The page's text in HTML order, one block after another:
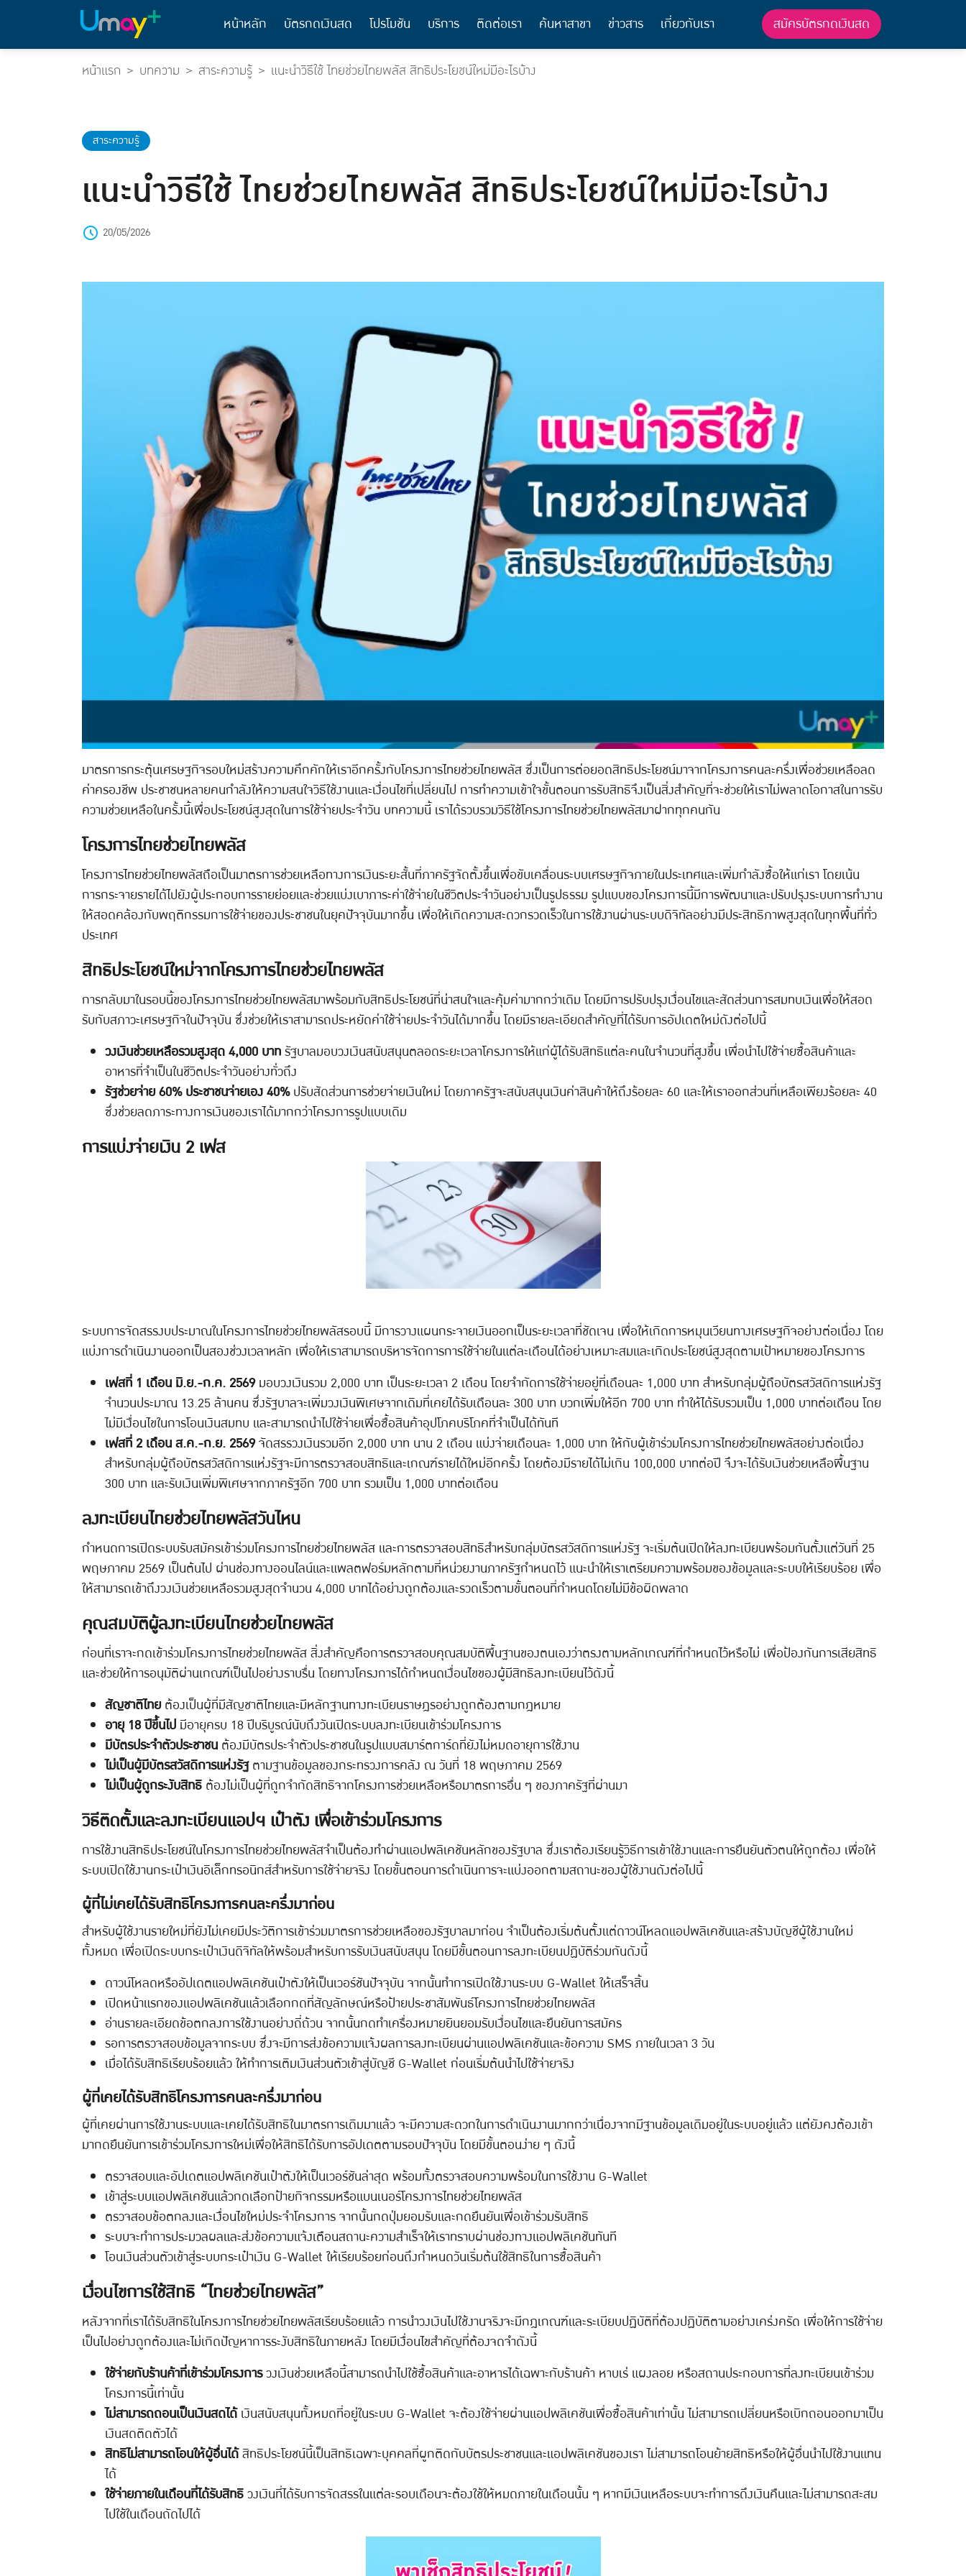
หน้าหลัก บัตรกดเงินสด โปรโมชัน บริการ ติดต่อเรา ค้นหาสาขา ข่าวสาร เกี่ยวกับเรา สมัครบัตรกดเงินสด
หน้าแรก บทความ สาระความรู้ แนะนำวิธีใช้ ไทยช่วยไทยพลัส สิทธิประโยชน์ใหม่มีอะไรบ้าง
สาระความรู้
แนะนำวิธีใช้ ไทยช่วยไทยพลัส สิทธิประโยชน์ใหม่มีอะไรบ้าง
20/05/2026
มาตรการกระตุ้นเศรษฐกิจรอบใหม่สร้างความคึกคักให้เราอีกครั้งกับโครงการไทยช่วยไทยพลัส ซึ่งเป็นการต่อยอดสิทธิประโยชน์มาจากโครงการคนละครึ่งเพื่อช่วยเหลือลด
ค่าครองชีพ ประชาชนหลายคนกำลังให้ความสนใจวิธีใช้งานและเงื่อนไขที่เปลี่ยนไป การทำความเข้าใจขั้นตอนการรับสิทธิจึงเป็นสิ่งสำคัญที่จะช่วยให้เราไม่พลาดโอกาสในการรับ
ความช่วยเหลือในครั้งนี้เพื่อประโยชน์สูงสุดในการใช้จ่ายประจำวัน บทความนี้ เราได้รวบรวมวิธีใช้โครงการไทยช่วยไทยพลัสมาฝากทุกคนกัน
โครงการไทยช่วยไทยพลัส
โครงการไทยช่วยไทยพลัสถือเป็นมาตรการช่วยเหลือทางการเงินระยะสั้นที่ภาครัฐจัดตั้งขึ้นเพื่อขับเคลื่อนระบบเศรษฐกิจภายในประเทศและเพิ่มกำลังซื้อให้แก่เรา โดยเน้น
การกระจายรายได้ไปยังผู้ประกอบการรายย่อยและช่วยแบ่งเบาภาระค่าใช้จ่ายในชีวิตประจำวันอย่างเป็นรูปธรรม รูปแบบของโครงการนี้มีการพัฒนาและปรับปรุงระบบการทำงาน
ให้สอดคล้องกับพฤติกรรมการใช้จ่ายของประชาชนในยุคปัจจุบันมากขึ้น เพื่อให้เกิดความสะดวกรวดเร็วในการใช้งานผ่านระบบดิจิทัลอย่างมีประสิทธิภาพสูงสุดในทุกพื้นที่ทั่ว
ประเทศ
สิทธิประโยชน์ใหม่จากโครงการไทยช่วยไทยพลัส
การกลับมาในรอบนี้ของโครงการไทยช่วยไทยพลัสมาพร้อมกับสิทธิประโยชน์ที่น่าสนใจและคุ้มค่ามากกว่าเดิม โดยมีการปรับปรุงเงื่อนไขและสัดส่วนการสมทบเงินเพื่อให้สอด
รับกับสภาวะเศรษฐกิจในปัจจุบัน ซึ่งช่วยให้เราสามารถประหยัดค่าใช้จ่ายประจำวันได้มากขึ้น โดยมีรายละเอียดสำคัญที่ได้รับการอัปเดตใหม่ดังต่อไปนี้
วงเงินช่วยเหลือรวมสูงสุด 4,000 บาทรัฐบาลมอบวงเงินสนับสนุนตลอดระยะเวลาโครงการให้แก่ผู้ได้รับสิทธิแต่ละคนในจำนวนที่สูงขึ้น เพื่อนำไปใช้จ่ายซื้อสินค้าและ
อาหารที่จำเป็นในชีวิตประจำวันอย่างทั่วถึง
รัฐช่วยจ่าย 60% ประชาชนจ่ายเอง 40%ปรับสัดส่วนการช่วยจ่ายเงินใหม่ โดยภาครัฐจะสนับสนุนเงินค่าสินค้าให้ถึงร้อยละ 60 และให้เราออกส่วนที่เหลือเพียงร้อยละ 40
ซึ่งช่วยลดภาระทางการเงินของเราได้มากกว่าโครงการรูปแบบเดิม
การแบ่งจ่ายเงิน 2 เฟส
ระบบการจัดสรรงบประมาณในโครงการไทยช่วยไทยพลัสรอบนี้ มีการวางแผนกระจายเงินออกเป็นระยะเวลาที่ชัดเจน เพื่อให้เกิดการหมุนเวียนทางเศรษฐกิจอย่างต่อเนื่อง โดย
แบ่งการดำเนินงานออกเป็นสองช่วงเวลาหลัก เพื่อให้เราสามารถบริหารจัดการการใช้จ่ายในแต่ละเดือนได้อย่างเหมาะสมและเกิดประโยชน์สูงสุดตามเป้าหมายของโครงการ
เฟสที่ 1 เดือน มิ.ย.-ก.ค. 2569มอบวงเงินรวม 2,000 บาท เป็นระยะเวลา 2 เดือน โดยจำกัดการใช้จ่ายอยู่ที่เดือนละ 1,000 บาท สำหรับกลุ่มผู้ถือบัตรสวัสดิการแห่งรัฐ
จำนวนประมาณ 13.25 ล้านคน ซึ่งรัฐบาลจะเพิ่มวงเงินพิเศษจากเดิมที่เคยได้รับเดือนละ 300 บาท บวกเพิ่มให้อีก 700 บาท ทำให้ได้รับรวมเป็น 1,000 บาทต่อเดือน โดย
ไม่มีเงื่อนไขในการโอนเงินสมทบ และสามารถนำไปใช้จ่ายเพื่อซื้อสินค้าอุปโภคบริโภคที่จำเป็นได้ทันที
เฟสที่ 2 เดือน ส.ค.-ก.ย. 2569จัดสรรวงเงินรวมอีก 2,000 บาท นาน 2 เดือน แบ่งจ่ายเดือนละ 1,000 บาท ให้กับผู้เข้าร่วมโครงการไทยช่วยไทยพลัสอย่างต่อเนื่อง
สำหรับกลุ่มผู้ถือบัตรสวัสดิการแห่งรัฐจะมีการตรวจสอบสิทธิและเกณฑ์รายได้ใหม่อีกครั้ง โดยต้องมีรายได้ไม่เกิน 100,000 บาทต่อปี จึงจะได้รับเงินช่วยเหลือพื้นฐาน
300 บาท และรับเงินเพิ่มพิเศษจากภาครัฐอีก 700 บาท รวมเป็น 1,000 บาทต่อเดือน
ลงทะเบียนไทยช่วยไทยพลัสวันไหน
กำหนดการเปิดระบบรับสมัครเข้าร่วมโครงการไทยช่วยไทยพลัส และการตรวจสอบสิทธิสำหรับกลุ่มบัตรสวัสดิการแห่งรัฐ จะเริ่มต้นเปิดให้ลงทะเบียนพร้อมกันตั้งแต่วันที่ 25
พฤษภาคม 2569 เป็นต้นไป ผ่านช่องทางออนไลน์และแพลตฟอร์มหลักตามที่หน่วยงานภาครัฐกำหนดไว้ แนะนำให้เราเตรียมความพร้อมของข้อมูลและระบบให้เรียบร้อย เพื่อ
ให้สามารถเข้าถึงวงเงินช่วยเหลือรวมสูงสุดจำนวน 4,000 บาทได้อย่างถูกต้องและรวดเร็วตามขั้นตอนที่กำหนดโดยไม่มีข้อผิดพลาด
คุณสมบัติผู้ลงทะเบียนไทยช่วยไทยพลัส
ก่อนที่เราจะกดเข้าร่วมโครงการไทยช่วยไทยพลัส สิ่งสำคัญคือการตรวจสอบคุณสมบัติพื้นฐานของตนเองว่าตรงตามหลักเกณฑ์ที่กำหนดไว้หรือไม่ เพื่อป้องกันการเสียสิทธิ
และช่วยให้การอนุมัติผ่านเกณฑ์เป็นไปอย่างราบรื่น โดยทางโครงการได้กำหนดเงื่อนไขของผู้มีสิทธิลงทะเบียนไว้ดังนี้
สัญชาติไทยต้องเป็นผู้ที่มีสัญชาติไทยและมีหลักฐานทางทะเบียนราษฎรอย่างถูกต้องตามกฎหมาย
อายุ 18 ปีขึ้นไป มีอายุครบ 18 ปีบริบูรณ์นับถึงวันเปิดระบบลงทะเบียนเข้าร่วมโครงการ
มีบัตรประจำตัวประชาชน ต้องมีบัตรประจำตัวประชาชนในรูปแบบสมาร์ตการ์ดที่ยังไม่หมดอายุการใช้งาน
ไม่เป็นผู้มีบัตรสวัสดิการแห่งรัฐตามฐานข้อมูลของกระทรวงการคลัง ณ วันที่ 18 พฤษภาคม 2569
ไม่เป็นผู้ถูกระงับสิทธิ ต้องไม่เป็นผู้ที่ถูกจำกัดสิทธิจากโครงการช่วยเหลือหรือมาตรการอื่น ๆ ของภาครัฐที่ผ่านมา
วิธีติดตั้งและลงทะเบียนแอปฯ เป๋าตัง เพื่อเข้าร่วมโครงการ
การใช้งานสิทธิประโยชน์ในโครงการไทยช่วยไทยพลัสจำเป็นต้องทำผ่านแอปพลิเคชันหลักของรัฐบาล ซึ่งเราต้องเรียนรู้วิธีการเข้าใช้งานและการยืนยันตัวตนให้ถูกต้อง เพื่อให้
ระบบเปิดใช้งานกระเป๋าเงินอิเล็กทรอนิกส์สำหรับการใช้จ่ายจริง โดยขั้นตอนการดำเนินการจะแบ่งออกตามสถานะของผู้ใช้งานดังต่อไปนี้
ผู้ที่ไม่เคยได้รับสิทธิโครงการคนละครึ่งมาก่อน
สำหรับผู้ใช้งานรายใหม่ที่ยังไม่เคยมีประวัติการเข้าร่วมมาตรการช่วยเหลือของรัฐบาลมาก่อน จำเป็นต้องเริ่มต้นตั้งแต่ดาวน์โหลดแอปพลิเคชันและสร้างบัญชีผู้ใช้งานใหม่
ทั้งหมด เพื่อเปิดระบบกระเป๋าเงินดิจิทัลให้พร้อมสำหรับการรับเงินสนับสนุน โดยมีขั้นตอนการลงทะเบียนปฏิบัติร่วมกันดังนี้
ดาวน์โหลดหรืออัปเดตแอปพลิเคชันเป๋าตังให้เป็นเวอร์ชันปัจจุบัน จากนั้นทำการเปิดใช้งานระบบ G-Wallet ให้เสร็จสิ้น
เปิดหน้าแรกของแอปพลิเคชันแล้วเลือกกดที่สัญลักษณ์หรือป้ายประชาสัมพันธ์โครงการไทยช่วยไทยพลัส
อ่านรายละเอียดข้อตกลงการใช้งานอย่างถี่ถ้วน จากนั้นกดทำเครื่องหมายยินยอมรับเงื่อนไขและยืนยันการสมัคร
รอการตรวจสอบข้อมูลจากระบบ ซึ่งจะมีการส่งข้อความแจ้งผลการลงทะเบียนผ่านแอปพลิเคชันและข้อความ SMS ภายในเวลา 3 วัน
เมื่อได้รับสิทธิเรียบร้อยแล้ว ให้ทำการเติมเงินส่วนตัวเข้าสู่บัญชี G-Wallet ก่อนเริ่มต้นนำไปใช้จ่ายจริง
ผู้ที่เคยได้รับสิทธิโครงการคนละครึ่งมาก่อน
ผู้ที่เคยผ่านการใช้งานระบบและเคยได้รับสิทธิในมาตรการเดิมมาแล้ว จะมีความสะดวกในการดำเนินงานมากกว่าเนื่องจากมีฐานข้อมูลเดิมอยู่ในระบบอยู่แล้ว แต่ยังคงต้องเข้า
มากดยืนยันการเข้าร่วมโครงการใหม่เพื่อให้สิทธิได้รับการอัปเดตตามรอบปัจจุบัน โดยมีขั้นตอนง่าย ๆ ดังนี้
ตรวจสอบและอัปเดตแอปพลิเคชันเป๋าตังให้เป็นเวอร์ชันล่าสุด พร้อมทั้งตรวจสอบความพร้อมในการใช้งาน G-Wallet
เข้าสู่ระบบแอปพลิเคชันแล้วกดเลือกป้ายกิจกรรมหรือแบนเนอร์โครงการไทยช่วยไทยพลัส
ตรวจสอบข้อตกลงและเงื่อนไขใหม่ประจำโครงการ จากนั้นกดปุ่มยอมรับและกดยืนยันเพื่อเข้าร่วมรับสิทธิ
ระบบจะทำการประมวลผลและส่งข้อความแจ้งเตือนสถานะความสำเร็จให้เราทราบผ่านช่องทางแอปพลิเคชันทันที
โอนเงินส่วนตัวเข้าสู่ระบบกระเป๋าเงิน G-Wallet ให้เรียบร้อยก่อนถึงกำหนดวันเริ่มต้นใช้สิทธิในการซื้อสินค้า
เงื่อนไขการใช้สิทธิ “ไทยช่วยไทยพลัส”
หลังจากที่เราได้รับสิทธิในโครงการไทยช่วยไทยพลัสเรียบร้อยแล้ว การนำวงเงินไปใช้งานจริงจะมีกฎเกณฑ์และระเบียบปฏิบัติที่ต้องปฏิบัติตามอย่างเคร่งครัด เพื่อให้การใช้จ่าย
เป็นไปอย่างถูกต้องและไม่เกิดปัญหาการระงับสิทธิในภายหลัง โดยมีเงื่อนไขสำคัญที่ต้องจดจำดังนี้
ใช้จ่ายกับร้านค้าที่เข้าร่วมโครงการวงเงินช่วยเหลือนี้สามารถนำไปใช้ซื้อสินค้าและอาหารได้เฉพาะกับร้านค้า หาบเร่ แผงลอย หรือสถานประกอบการที่ลงทะเบียนเข้าร่วม
โครงการนี้เท่านั้น
ไม่สามารถถอนเป็นเงินสดได้เงินสนับสนุนทั้งหมดที่อยู่ในระบบ G-Wallet จะต้องใช้จ่ายผ่านแอปพลิเคชันเพื่อซื้อสินค้าเท่านั้น ไม่สามารถเปลี่ยนหรือเบิกถอนออกมาเป็น
เงินสดติดตัวได้
สิทธิไม่สามารถโอนให้ผู้อื่นได้สิทธิประโยชน์นี้เป็นสิทธิเฉพาะบุคคลที่ผูกติดกับบัตรประชาชนและแอปพลิเคชันของเรา ไม่สามารถโอนย้ายสิทธิหรือให้ผู้อื่นนำไปใช้งานแทน
ได้
ใช้จ่ายภายในเดือนที่ได้รับสิทธิวงเงินที่ได้รับการจัดสรรในแต่ละรอบเดือนจะต้องใช้ให้หมดภายในเดือนนั้น ๆ หากมีเงินเหลือระบบจะทำการดึงเงินคืนและไม่สามารถสะสม
ไปใช้ในเดือนถัดไปได้